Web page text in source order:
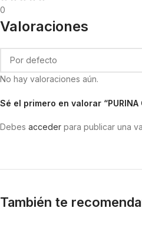
0
Valoraciones
No hay valoraciones aún.
Sé el primero en valorar “PURINA
Debes acceder para publicar una
También te